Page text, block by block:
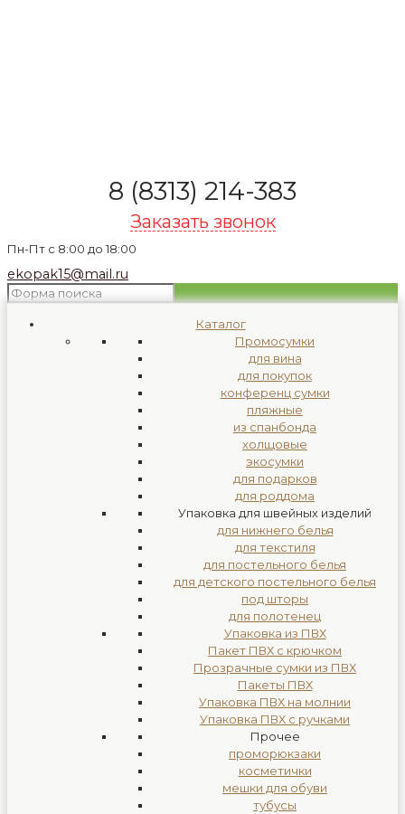
8 (8313) 214-383
Заказать звонок
Пн-Пт с 8:00 до 18:00
ekopak15@mail.ru
Каталог
Промосумки
для вина
для покупок
конференц сумки
пляжные
из спанбонда
холщовые
экосумки
для подарков
для роддома
Упаковка для швейных изделий
для нижнего белья
для текстиля
для постельного белья
для детского постельного белья
под шторы
для полотенец
Упаковка из ПВХ
Пакет ПВХ с крючком
Прозрачные сумки из ПВХ
Пакеты ПВХ
Упаковка ПВХ на молнии
Упаковка ПВХ с ручками
Прочее
проморюкзаки
косметички
мешки для обуви
тубусы